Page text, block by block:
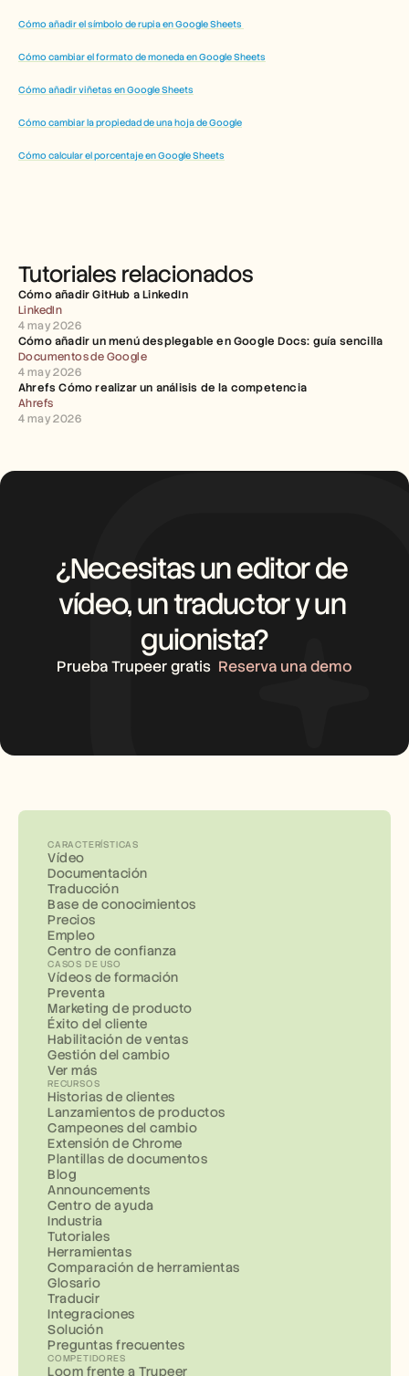
Cómo añadir el símbolo de rupia en Google Sheets
Cómo cambiar el formato de moneda en Google Sheets
Cómo añadir viñetas en Google Sheets
Cómo cambiar la propiedad de una hoja de Google
Cómo calcular el porcentaje en Google Sheets
Tutoriales relacionados
Cómo añadir GitHub a LinkedIn
LinkedIn
4 may 2026
Cómo añadir un menú desplegable en Google Docs: guía sencilla
Documentos de Google
4 may 2026
Ahrefs Cómo realizar un análisis de la competencia
Ahrefs
4 may 2026
¿Necesitas un editor de
vídeo, un traductor y un
guionista?
Prueba Trupeer gratis Reserva una demo
CARACTERÍSTICAS
Vídeo
Documentación
Traducción
Base de conocimientos
Precios
Empleo
Centro de confianza
CASOS DE USO
Vídeos de formación
Preventa
Marketing de producto
Éxito del cliente
Habilitación de ventas
Gestión del cambio
Ver más
RECURSOS
Historias de clientes
Lanzamientos de productos
Campeones del cambio
Extensión de Chrome
Plantillas de documentos
Blog
Announcements
Centro de ayuda
Industria
Tutoriales
Herramientas
Comparación de herramientas
Glosario
Traducir
Integraciones
Solución
Preguntas frecuentes
COMPETIDORES
Loom frente a Trupeer